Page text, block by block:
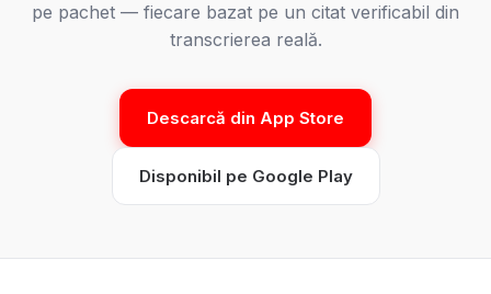
pe pachet — fiecare bazat pe un citat verificabil din
transcrierea reală.
Descarcă din App Store
Disponibil pe Google Play